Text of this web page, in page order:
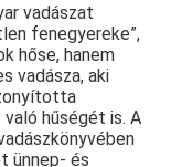
vadászat
fenegyereke”,
hőse, hanem
vadásza, aki
való hűségét is. A
ünnep- és